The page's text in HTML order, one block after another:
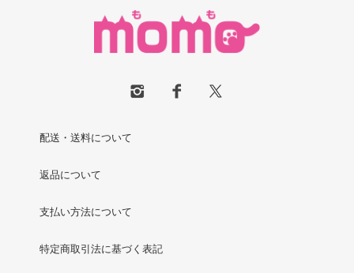
配送・送料について
返品について
支払い方法について
特定商取引法に基づく表記